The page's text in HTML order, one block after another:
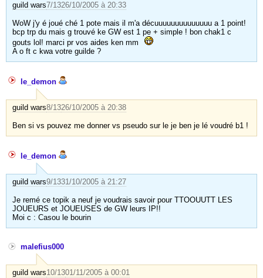
guild wars7/1326/10/2005 à 20:33
WoW j'y é joué ché 1 pote mais il m'a décuuuuuuuuuuuuuu a 1 point!
bcp trp du mais g trouvé ke GW est 1 pe + simple ! bon chak1 c
gouts lol! marci pr vos aides ken mm
A o ft c kwa votre guilde ?
le_demon
guild wars8/1326/10/2005 à 20:38
Ben si vs pouvez me donner vs pseudo sur le je ben je lé voudré b1 !
le_demon
guild wars9/1331/10/2005 à 21:27
Je remé ce topik a neuf je voudrais savoir pour TTOOUUTT LES
JOUEURS et JOUEUSES de GW leurs IP!!
Moi c : Casou le bourin
malefius000
guild wars10/1301/11/2005 à 00:01